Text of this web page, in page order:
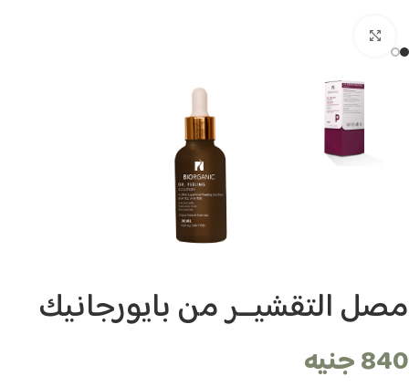
مصل التقشيــر من بايورجانيك
840جنيه